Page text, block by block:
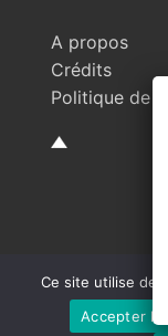
A propos
Crédits
Politique de
Copyright © 2026
Ce site utilise des
Accepter